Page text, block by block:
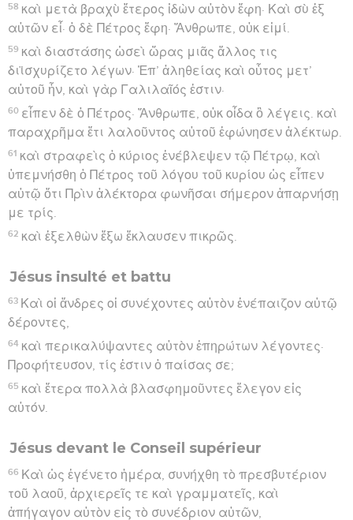
58 καὶ μετὰ βραχὺ ἕτερος ἰδὼν αὐτὸν ἔφη· Καὶ σὺ ἐξ
αὐτῶν εἶ· ὁ δὲ Πέτρος ἔφη· Ἄνθρωπε, οὐκ εἰμί.
59 καὶ διαστάσης ὡσεὶ ὥρας μιᾶς ἄλλος τις
διϊσχυρίζετο λέγων· Ἐπ’ ἀληθείας καὶ οὗτος μετ’
αὐτοῦ ἦν, καὶ γὰρ Γαλιλαῖός ἐστιν·
60 εἶπεν δὲ ὁ Πέτρος· Ἄνθρωπε, οὐκ οἶδα ὃ λέγεις. καὶ
παραχρῆμα ἔτι λαλοῦντος αὐτοῦ ἐφώνησεν ἀλέκτωρ.
61 καὶ στραφεὶς ὁ κύριος ἐνέβλεψεν τῷ Πέτρῳ, καὶ
ὑπεμνήσθη ὁ Πέτρος τοῦ λόγου τοῦ κυρίου ὡς εἶπεν
αὐτῷ ὅτι Πρὶν ἀλέκτορα φωνῆσαι σήμερον ἀπαρνήσῃ
με τρίς.
62 καὶ ἐξελθὼν ἔξω ἔκλαυσεν πικρῶς.
Jésus insulté et battu
63 Καὶ οἱ ἄνδρες οἱ συνέχοντες αὐτὸν ἐνέπαιζον αὐτῷ
δέροντες,
64 καὶ περικαλύψαντες αὐτὸν ἐπηρώτων λέγοντες·
Προφήτευσον, τίς ἐστιν ὁ παίσας σε;
65 καὶ ἕτερα πολλὰ βλασφημοῦντες ἔλεγον εἰς
αὐτόν.
Jésus devant le Conseil supérieur
66 Καὶ ὡς ἐγένετο ἡμέρα, συνήχθη τὸ πρεσβυτέριον
τοῦ λαοῦ, ἀρχιερεῖς τε καὶ γραμματεῖς, καὶ
ἀπήγαγον αὐτὸν εἰς τὸ συνέδριον αὐτῶν,